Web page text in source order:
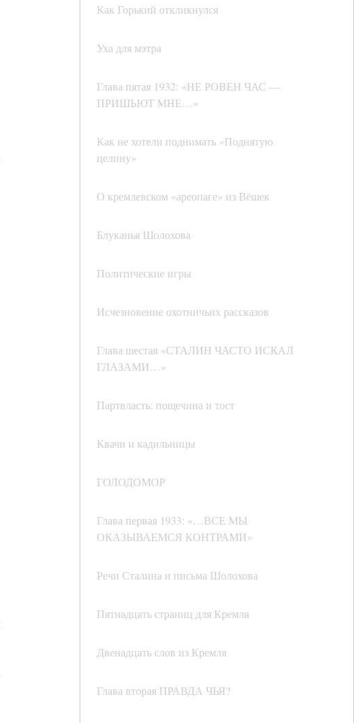
Как Горький откликнулся
Уха для мэтра
Глава пятая 1932: «НЕ РОВЕН ЧАС —
ПРИШЬЮТ МНЕ…»
Как не хотели поднимать «Поднятую
целину»
О кремлевском «ареопаге» из Вёшек
Блуканья Шолохова
Политические игры
Исчезновение охотничьих рассказов
Глава шестая «СТАЛИН ЧАСТО ИСКАЛ
ГЛАЗАМИ…»
Партвласть: пощечина и тост
Квачи и кадильницы
ГОЛОДОМОР
Глава первая 1933: «…ВСЕ МЫ
ОКАЗЫВАЕМСЯ КОНТРАМИ»
Речи Сталина и письма Шолохова
Пятнадцать страниц для Кремля
Двенадцать слов из Кремля
Глава вторая ПРАВДА ЧЬЯ?